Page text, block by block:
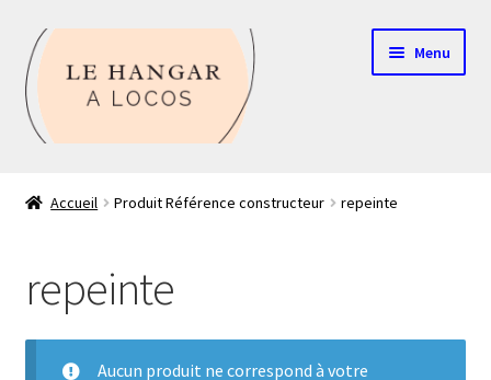
Aller
à
la
navigation
Aller
au
contenu
Menu
Mon compte
Echelle HO
Accueil Produit Référence constructeur repeinte
repeinte
Aucun produit ne correspond à votre